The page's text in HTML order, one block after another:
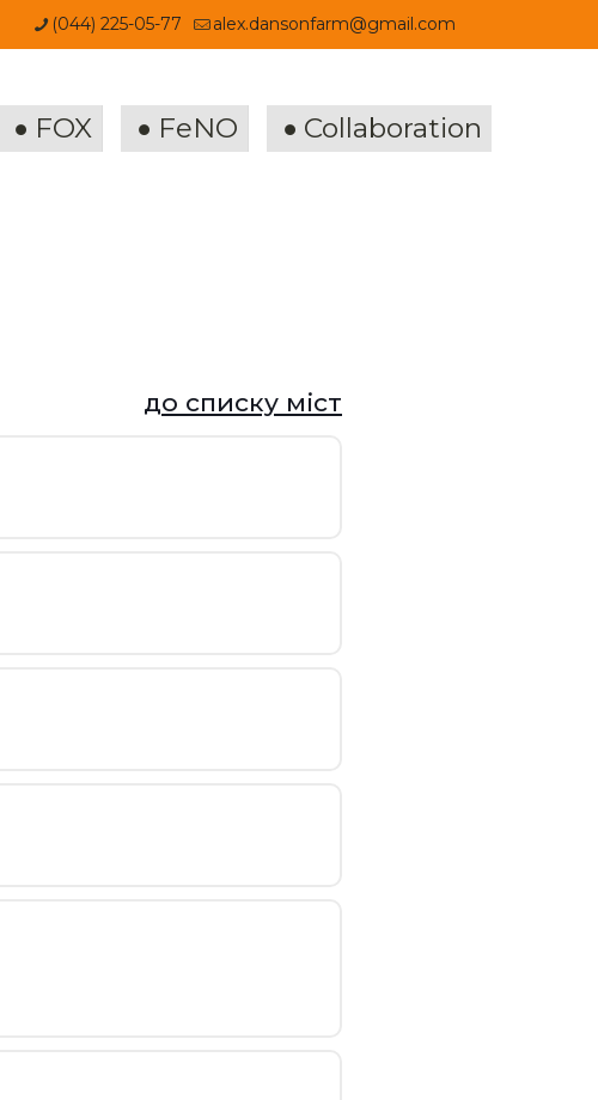
(044) 225-05-77 alex.dansonfarm@gmail.com
FOX FeNO Collaboration
до списку міст